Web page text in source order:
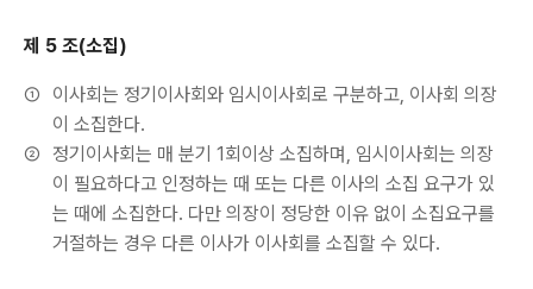
제 5 조(소집)
①
이사회는 정기이사회와 임시이사회로 구분하고, 이사회 의장
이 소집한다.
②
정기이사회는 매 분기 1회이상 소집하며, 임시이사회는 의장
이 필요하다고 인정하는 때 또는 다른 이사의 소집 요구가 있
는 때에 소집한다. 다만 의장이 정당한 이유 없이 소집요구를
거절하는 경우 다른 이사가 이사회를 소집할 수 있다.